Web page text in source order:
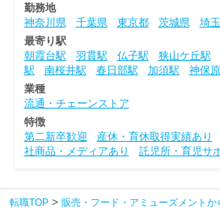
勤務地
神奈川県
千葉県 東京都 茨城県
埼
最寄り駅
朝霞台駅
羽貫駅 仏子駅 狭山ケ丘駅
駅
南桜井駅 春日部駅 加須駅
神保
業種
流通・チェーンストア
特徴
第二新卒歓迎
産休・育休取得実績あり
社商品・メディアあり
託児所・育児サ
転職TOP 販売・フード・アミューズメントか